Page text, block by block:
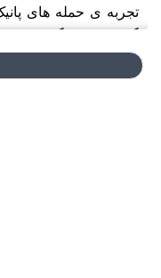
تجربه ی حمله های
که مدیریت کردنشون
شرایط کنونی ممکنه خیلی هامون تجربش کنیم.